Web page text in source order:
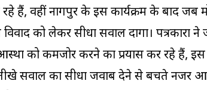
रहे हैं, वहीं नागपुर के इस कार्यक्रम के बाद जब
को लेकर सीधा सवाल दागा।
आस्था को कमजोर करने का प्रयास कर रहे हैं,
सवाल का सीधा जवाब देने से बचते नजर